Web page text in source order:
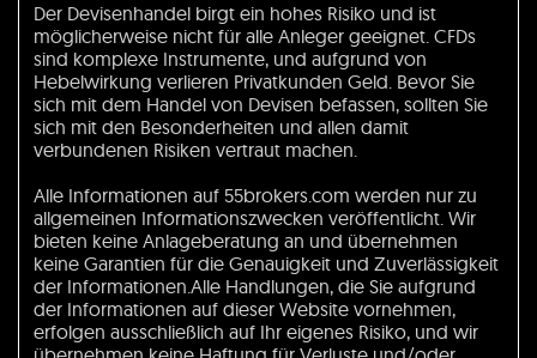
Der Devisenhandel birgt ein hohes Risiko und ist
möglicherweise nicht für alle Anleger geeignet. CFDs
sind komplexe Instrumente, und aufgrund von
Hebelwirkung verlieren Privatkunden Geld. Bevor Sie
sich mit dem Handel von Devisen befassen, sollten Sie
sich mit den Besonderheiten und allen damit
verbundenen Risiken vertraut machen.
Alle Informationen auf 55brokers.com werden nur zu
allgemeinen Informationszwecken veröffentlicht. Wir
bieten keine Anlageberatung an und übernehmen
keine Garantien für die Genauigkeit und Zuverlässigkeit
der Informationen.Alle Handlungen, die Sie aufgrund
der Informationen auf dieser Website vornehmen,
erfolgen ausschließlich auf Ihr eigenes Risiko, und wir